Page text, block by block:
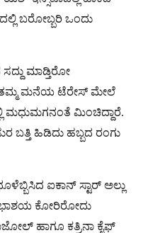
ಬರೋಬ್ಬರಿ ಒಂದು
ಸದ್ದು ಮಾಡ್ತಿರೋ
ಮನೆಯ ಟೆರೇಸ್ ಮೇಲೆ
ಮಧುಮಗನಂತೆ ಮಿಂಚಿದ್ದಾರೆ.
ಬತ್ತಿ ಹಿಡಿದು ಹಬ್ಬದ ರಂಗು
ಐಕಾನ್ ಸ್ಟಾರ್ ಅಲ್ಲು
ಕೋರಿರೋದು
ಹಾಗೂ ಕತ್ರಿನಾ ಕೈಫ್